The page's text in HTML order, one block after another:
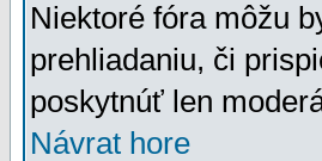
Niektoré fóra môžu
prehliadaniu, či
poskytnúť len
Návrat hore